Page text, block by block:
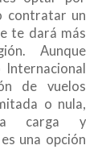
contratar un
te dará más
Aunque
Internacional
de vuelos
o nula,
carga y
una opción